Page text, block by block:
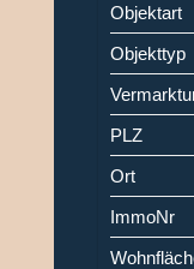
Objektart
Objekttyp
PLZ
Ort
ImmoNr